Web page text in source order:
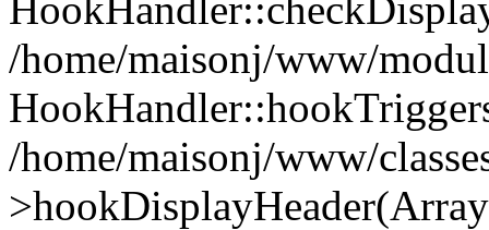
/home/maisonj/www/
/home/maisonj/www/